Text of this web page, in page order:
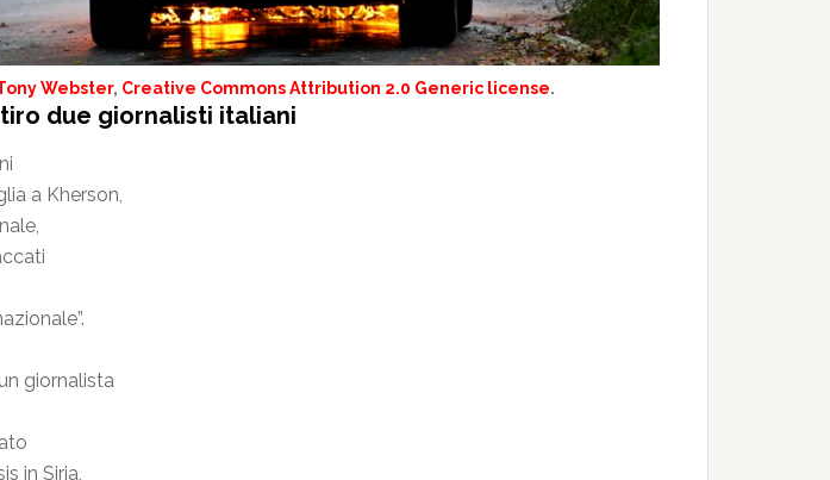
Webster, Creative Commons Attribution 2.0 Generic license.
due giornalisti italiani
a Kherson,
giornalista
in Siria,